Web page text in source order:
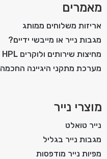
מאמרים
אריזות משלוחים ממותג
מגבות נייר או מייבשי ידיים?
מחיצות שירותים ולוקרים HPL
מערכת מתקני היגיינה החכמה
מוצרי נייר
נייר טואלט
מגבות נייר בגליל
מפיות נייר מודפסות